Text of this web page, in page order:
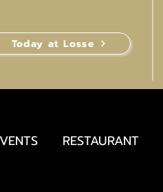
Today at Losse
RESTAURANT